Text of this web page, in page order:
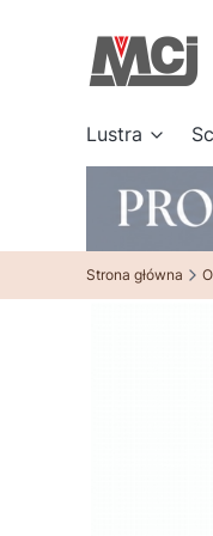
Lustra
Strona główna